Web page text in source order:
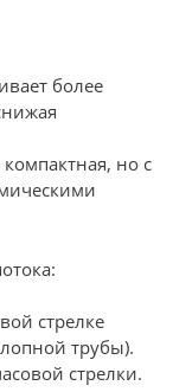
более
но с
стрелке
трубы).
стрелки.